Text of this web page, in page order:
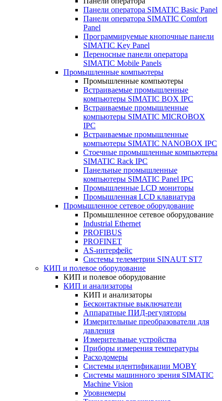
Панели оператора SIMATIC Basic Panel
Панели оператора SIMATIC Comfort
Panel
Программируемые кнопочные панели
SIMATIC Key Panel
Переносные панели оператора
SIMATIC Mobile Panels
Промышленные компьютеры
Промышленные компьютеры
Встраиваемые промышленные
компьютеры SIMATIC BOX IPC
Встраиваемые промышленные
компьютеры SIMATIC MICROBOX
IPC
Встраиваемые промышленные
компьютеры SIMATIC NANOBOX IPC
Стоечные промышленные компьютеры
SIMATIC Rack IPC
Панельные промышленные
компьютеры SIMATIC Panel IPC
Промышленные LCD мониторы
Промышленная LCD клавиатура
Промышленное сетевое оборудование
Промышленное сетевое оборудование
Industrial Ethernet
PROFIBUS
PROFINET
AS-интерфейс
Системы телеметрии SINAUT ST7
КИП и полевое оборудование
КИП и полевое оборудование
КИП и анализаторы
КИП и анализаторы
Бесконтактные выключатели
Аппаратные ПИД-регуляторы
Измерительные преобразователи для
давления
Измерительные устройства
Приборы измерения температуры
Расходомеры
Системы идентификации MOBY
Системы машинного зрения SIMATIC
Machine Vision
Уровнемеры